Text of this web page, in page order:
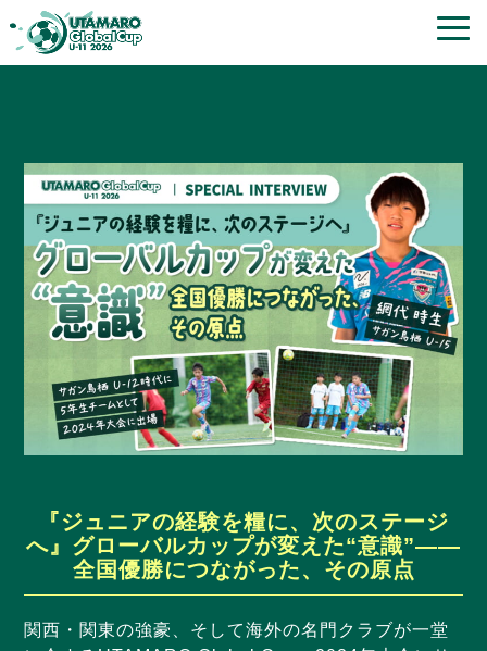
『ジュニアの経験を糧に、次のステージ
へ』グローバルカップが変えた“意識”――
全国優勝につながった、その原点
関西・関東の強豪、そして海外の名門クラブが一堂